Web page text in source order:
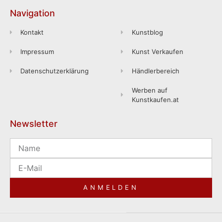
Navigation
Kontakt
Impressum
Datenschutzerklärung
Kunstblog
Kunst Verkaufen
Händlerbereich
Werben auf
Kunstkaufen.at
Newsletter
ANMELDEN